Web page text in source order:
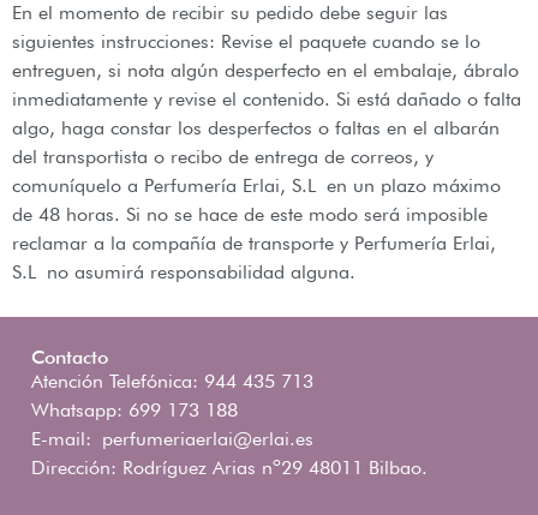
En el momento de recibir su pedido debe seguir las
siguientes instrucciones: Revise el paquete cuando se lo
entreguen, si nota algún desperfecto en el embalaje, ábralo
inmediatamente y revise el contenido. Si está dañado o falta
algo, haga constar los desperfectos o faltas en el albarán
del transportista o recibo de entrega de correos, y
comuníquelo a Perfumería Erlai, S.L en un plazo máximo
de 48 horas. Si no se hace de este modo será imposible
reclamar a la compañía de transporte y Perfumería Erlai,
S.L no asumirá responsabilidad alguna.
Contacto
Atención Telefónica: 944 435 713
Whatsapp: 699 173 188
E-mail: perfumeriaerlai@erlai.es
Dirección: Rodríguez Arias nº29 48011 Bilbao.